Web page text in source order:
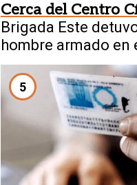
Cerca del Centro
Brigada Este
hombre armado en
5